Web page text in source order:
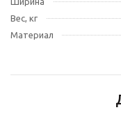
Вес, кг
Материал